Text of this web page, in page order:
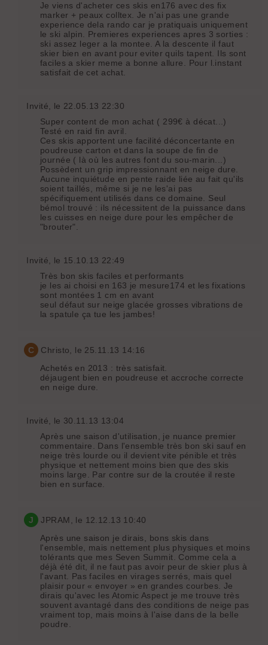
Je viens d'acheter ces skis en176 avec des fix
marker + peaux colltex. Je n'ai pas une grande
experience dela rando car je pratiquais uniquement
le ski alpin. Premieres experiences apres 3 sorties :
ski assez leger a la montee. A la descente il faut
skier bien en avant pour eviter quils tapent. Ils sont
faciles a skier meme a bonne allure. Pour l.instant
satisfait de cet achat.
Invité , le 22.05.13 22:30
Super content de mon achat ( 299€ à décat...)
Testé en raid fin avril.
Ces skis apportent une facilité déconcertante en
poudreuse carton et dans la soupe de fin de
journée ( là où les autres font du sou-marin...)
Possèdent un grip impressionnant en neige dure.
Aucune inquiétude en pente raide liée au fait qu'ils
soient taillés, même si je ne les'ai pas
spécifiquement utilisés dans ce domaine. Seul
bémol trouvé : ils nécessitent de la puissance dans
les cuisses en neige dure pour les empêcher de
"brouter".
Invité , le 15.10.13 22:49
Très bon skis faciles et performants
je les ai choisi en 163 je mesure174 et les fixations
sont montées 1 cm en avant
seul défaut sur neige glacée grosses vibrations de
la spatule ça tue les jambes!
C Christo , le 25.11.13 14:16
Achetés en 2013 : très satisfait.
déjaugent bien en poudreuse et accroche correcte
en neige dure.
Invité , le 30.11.13 13:04
Après une saison d'utilisation, je nuance premier
commentaire. Dans l'ensemble très bon ski sauf en
neige très lourde ou il devient vite pénible et très
physique et nettement moins bien que des skis
moins large. Par contre sur de la croutée il reste
bien en surface.
J JPRAM , le 12.12.13 10:40
Après une saison je dirais, bons skis dans
l'ensemble, mais nettement plus physiques et moins
tolérants que mes Seven Summit. Comme cela a
déjà été dit, il ne faut pas avoir peur de skier plus à
l'avant. Pas faciles en virages serrés, mais quel
plaisir pour « envoyer » en grandes courbes. Je
dirais qu'avec les Atomic Aspect je me trouve très
souvent avantagé dans des conditions de neige pas
vraiment top, mais moins à l'aise dans de la belle
poudre.